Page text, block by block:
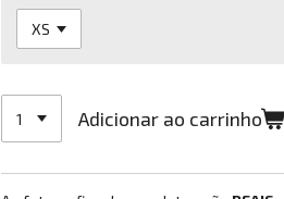
Adicionar ao carrinho